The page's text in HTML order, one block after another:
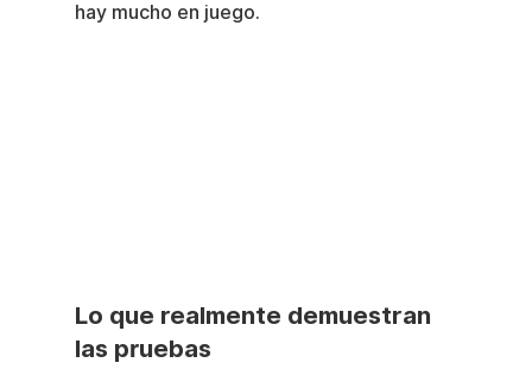
hay mucho en juego.
Lo que realmente demuestran
las pruebas